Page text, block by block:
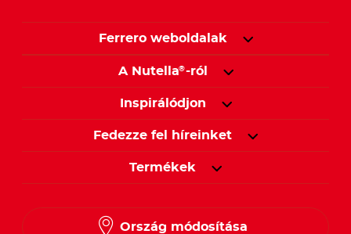
Ferrero weboldalak
A Nutella®-ról
Inspirálódjon
Fedezze fel híreinket
Termékek
Ország módosítása